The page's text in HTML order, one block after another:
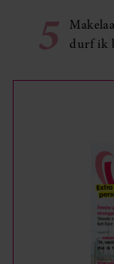
5
durf ik